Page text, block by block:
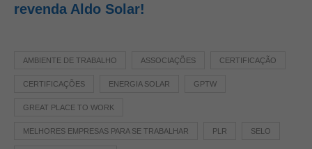
revenda Aldo Solar!
AMBIENTE DE TRABALHO ASSOCIAÇÕES CERTIFICAÇÃO
CERTIFICAÇÕES ENERGIA SOLAR GPTW
GREAT PLACE TO WORK
MELHORES EMPRESAS PARA SE TRABALHAR PLR SELO